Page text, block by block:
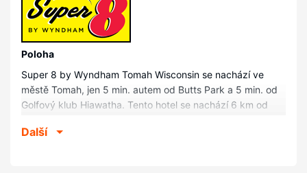
Poloha
Super 8 by Wyndham Tomah Wisconsin se nachází ve
městě Tomah, jen 5 min. autem od Butts Park a 5 min. od
Golfový klub Hiawatha. Tento hotel se nachází 6 km od
Health.
Další